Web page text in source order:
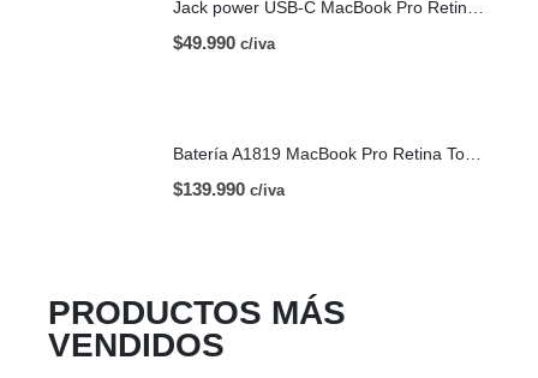
Jack power USB-C MacBook Pro Retina Touch Bar 13 | A1706 (2016)
$49.990 c/iva
Batería A1819 MacBook Pro Retina Touch Bar 13 | A1706 (2016)
$139.990 c/iva
PRODUCTOS MÁS
VENDIDOS